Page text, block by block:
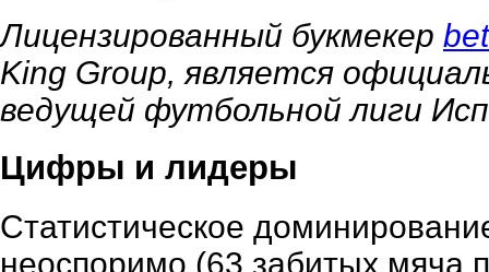
Лицензированный букмекер
King Group, является
ведущей футбольной лиги
Цифры и лидеры
Статистическое
неоспоримо (63 забитых мяча